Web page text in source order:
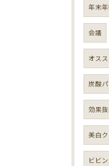
年末
会議
オス
炭酸
効果
美白
ビビ